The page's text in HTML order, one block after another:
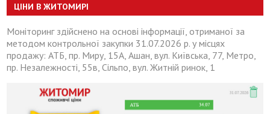
ЦІНИ В ЖИТОМИРІ
Моніторинг здійснено на основі інформації, отриманої за
методом контрольної закупки 31.07.2026 р. у місцях
продажу: АТБ, пр. Миру, 15А, Ашан, вул. Київська, 77, Метро,
пр. Незалежності, 55в, Сільпо, вул. Житній ринок, 1